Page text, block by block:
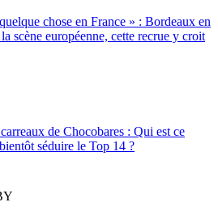
chose en France » : Bordeaux en
scène européenne, cette recrue y croit
de Chocobares : Qui est ce
séduire le Top 14 ?